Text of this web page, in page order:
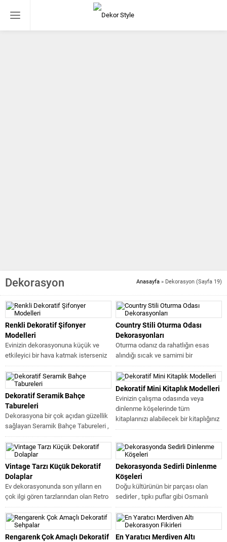
Anasayfa » Dekorasyon (Sayfa 19)
Dekorasyon
Renkli Dekoratif Şifonyer
Modelleri
Evinizin dekorasyonuna küçük ve
etkileyici bir hava katmak isterseniz
şifonyer tasarımı mobilyalar tam
aradığınız ürünler...
Country Stili Oturma Odası
Dekorasyonları
Oturma odanız da rahatlığın esas
alındığı sıcak ve samimi bir
dekorasyon yaratmak istiyorsanız ,
Country...
Dekoratif Seramik Bahçe
Tabureleri
Dekorasyona bir çok açıdan güzellik
sağlayan Seramik Bahçe Tabureleri ,
zarif görünümlerinin getirdiği estetik
kadar...
Dekoratif Mini Kitaplık Modelleri
Evinizin çalışma odasında veya
dinlenme köşelerinde tüm
kitaplarınızı alabilecek bir kitaplığınız
olsa bile , bazen...
Vintage Tarzı Küçük Dekoratif
Dolaplar
Ev dekorasyonunda son yılların en
çok ilgi gören tarzlarından olan Retro
ve Vintage stili dekorasyonlar...
Dekorasyonda Sedirli Dinlenme
Köşeleri
Doğu kültürünün bir parçası olan
sedirler , tıpkı puflar gibi Osmanlı
döneminin tasarımlarıdır . Osmanlı...
Rengarenk Çok Amaçlı Dekoratif
En Yaratıcı Merdiven Altı